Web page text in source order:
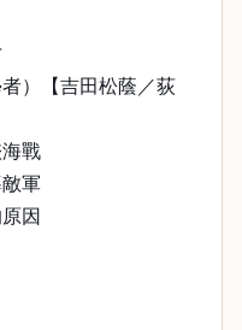
）【吉田松蔭／荻
戰
軍
因